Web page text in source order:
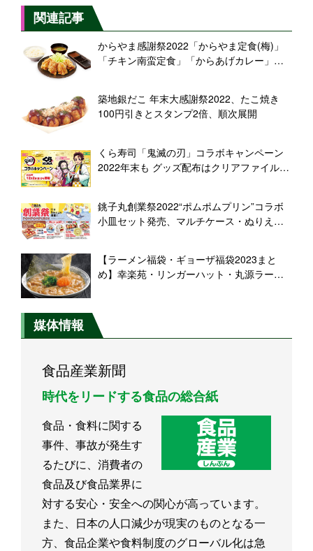
関連記事
からやま感謝祭2022「からやま定食(梅)」
「チキン南蛮定食」「からあげカレー」ど
築地銀だこ 年末大感謝祭2022、たこ焼き
100円引きとスタンプ2倍、順次展開
くら寿司「鬼滅の刃」コラボキャンペーン
2022年末も グッズ配布はクリアファイル＆
銚子丸創業祭2022“ポムポムプリン”コラボ
小皿セット発売、マルチケース・ぬりえ店
【ラーメン福袋・ギョーザ福袋2023まと
め】幸楽苑・リンガーハット・丸源ラーメ
媒体情報
食品産業新聞
時代をリードする食品の総合紙
食品・食料に関する
事件、事故が発生す
るたびに、消費者の
食品及び食品業界に
対する安心・安全への関心が高っています。
また、日本の人口減少が現実のものとなる一
方、食品企業や食料制度のグローバル化は急